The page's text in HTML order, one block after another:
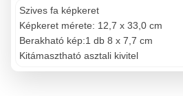
Szives fa képkeret
Képkeret mérete: 12,7 x 33,0 cm
Berakható kép:1 db 8 x 7,7 cm
Kitámasztható asztali kivitel